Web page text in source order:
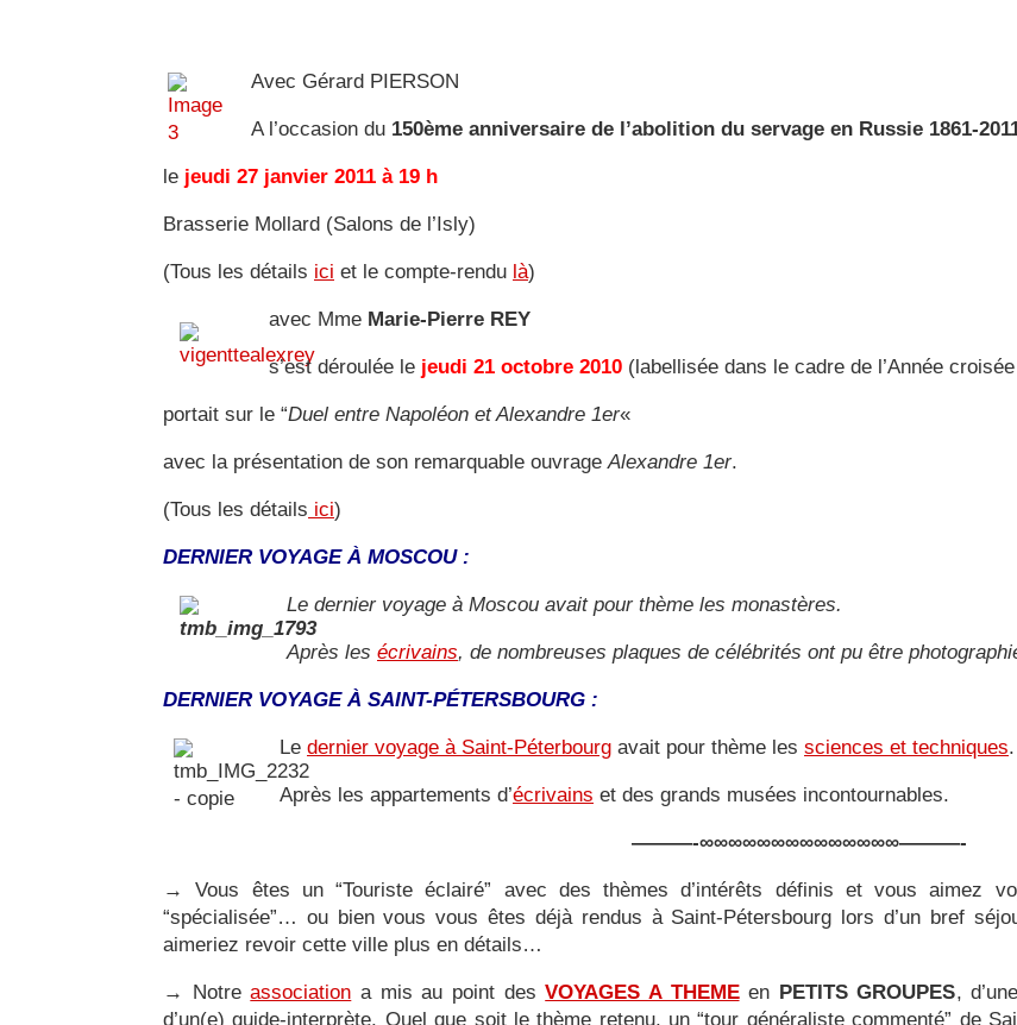
Avec Gérard PIERSON
A l’occasion du 150ème anniversaire de l’abolition du servage en Russie 1861-
le jeudi 27 janvier 2011 à 19 h
Brasserie Mollard (Salons de l’Isly)
(Tous les détails ici et le compte-rendu là)
avec Mme Marie-Pierre REY
s’est déroulée le jeudi 21 octobre 2010 (labellisée dans le cadre de l’Année
portait sur le “Duel entre Napoléon et Alexandre 1er«
avec la présentation de son remarquable ouvrageAlexandre 1er.
(Tous les détails ici)
DERNIER VOYAGE À MOSCOU :
Le dernier voyage à Moscou avait pour thème les monastères.
Après les écrivains, de nombreuses plaques de célébrités ont pu être
DERNIER VOYAGE À SAINT-PÉTERSBOURG :
Le dernier voyage à Saint-Péterbourg avait pour thème les sciences et techniques.
Après les appartements d’écrivains et des grands musées incontournables.
———-∞∞∞∞∞∞∞∞∞∞∞∞∞∞———-
→Vous êtes un “Touriste éclairé” avec des thèmes d’intérêts définis et vous aimez
“spécialisée”… ou bien vous vous êtes déjà rendus à Saint-Pétersbourg lors d’un bref
aimeriez revoir cette ville plus en détails…
→ Notreassociation a mis au point desVOYAGES A THEMEen PETITS GROUPES,
d’un(e) guide-interprète. Quel que soit le thème retenu, un “tour généraliste commenté” de